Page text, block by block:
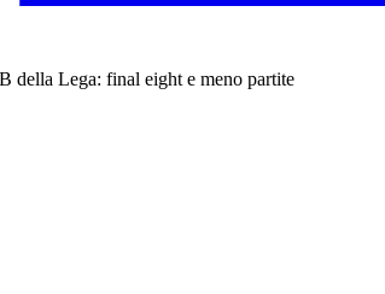
della Lega: final eight e meno partite